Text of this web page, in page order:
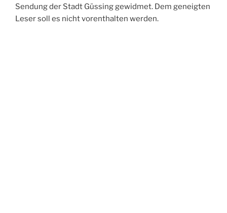
Sendung der Stadt Güssing gewidmet. Dem geneigten
Leser soll es nicht vorenthalten werden.